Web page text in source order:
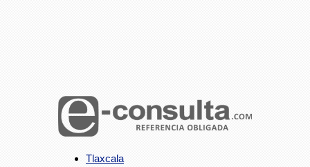
Tlaxcala